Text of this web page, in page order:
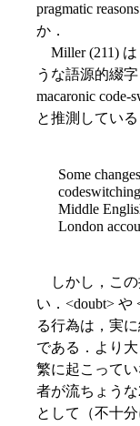
pragmatic
か．
Miller (211) は
うな語源的綴
macaronic
と推測している
Some
Middle
London
しかし，この
い．<doubt> や
る行為は，実
である．より
繁に起こって
者が流ちょう
として（不十